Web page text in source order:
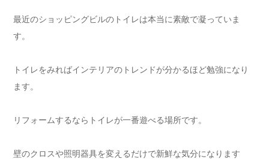
最近のショッピングビルのトイレは本当に素敵で凝っていま
す。
トイレをみればインテリアのトレンドが分かるほど勉強になり
ます。
リフォームするならトイレが一番遊べる場所です。
壁のクロスや照明器具を変えるだけで新鮮な気分になります